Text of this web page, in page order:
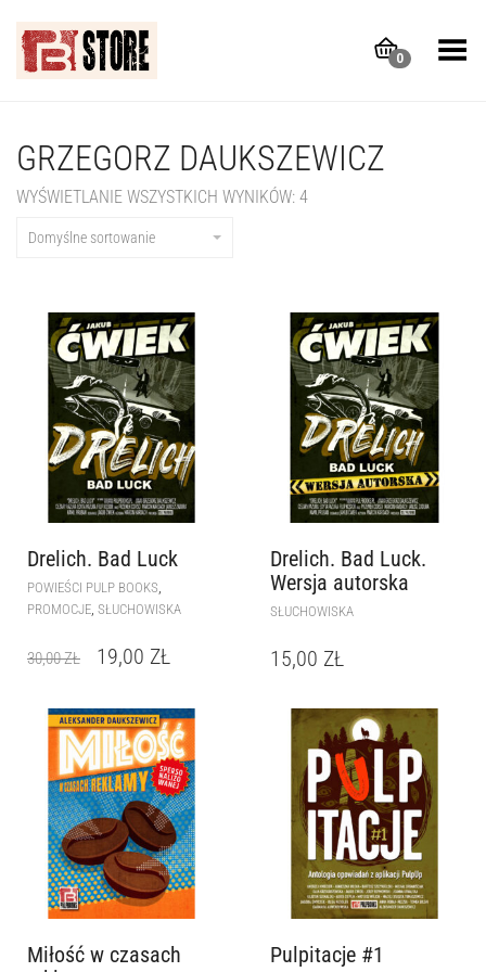
0
Toggle Menu
GRZEGORZ DAUKSZEWICZ
WYŚWIETLANIE WSZYSTKICH WYNIKÓW: 4
Domyślne sortowanie
Drelich. Bad Luck
POWIEŚCI PULP BOOKS
PROMOCJE SŁUCHOWISKA
30,00ZŁ 19,00 ZŁ
Drelich. Bad Luck.
Wersja autorska
SŁUCHOWISKA
15,00 ZŁ
Miłość w czasach
Pulpitacje #1